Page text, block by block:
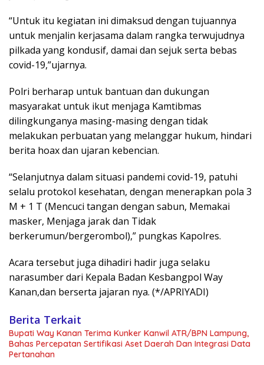
“Untuk itu kegiatan ini dimaksud dengan tujuannya
untuk menjalin kerjasama dalam rangka terwujudnya
pilkada yang kondusif, damai dan sejuk serta bebas
covid-19,”ujarnya.
Polri berharap untuk bantuan dan dukungan
masyarakat untuk ikut menjaga Kamtibmas
dilingkunganya masing-masing dengan tidak
melakukan perbuatan yang melanggar hukum, hindari
berita hoax dan ujaran kebencian.
“Selanjutnya dalam situasi pandemi covid-19, patuhi
selalu protokol kesehatan, dengan menerapkan pola 3
M + 1 T (Mencuci tangan dengan sabun, Memakai
masker, Menjaga jarak dan Tidak
berkerumun/bergerombol),” pungkas Kapolres.
Acara tersebut juga dihadiri hadir juga selaku
narasumber dari Kepala Badan Kesbangpol Way
Kanan,dan berserta jajaran nya. (*/APRIYADI)
Berita Terkait
Bupati Way Kanan Terima Kunker Kanwil ATR/BPN Lampung,
Bahas Percepatan Sertifikasi Aset Daerah Dan Integrasi Data
Pertanahan